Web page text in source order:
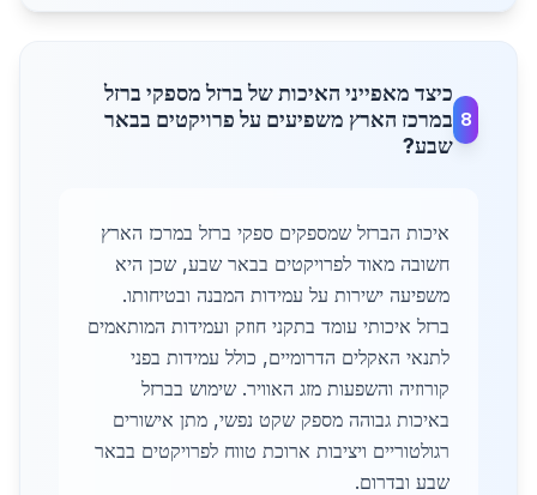
8
כיצד מאפייני האיכות של ברזל מספקי ברזל
במרכז הארץ משפיעים על פרויקטים בבאר
שבע?
איכות הברזל שמספקים ספקי ברזל במרכז הארץ
חשובה מאוד לפרויקטים בבאר שבע, שכן היא
משפיעה ישירות על עמידות המבנה ובטיחותו.
ברזל איכותי עומד בתקני חוזק ועמידות המותאמים
לתנאי האקלים הדרומיים, כולל עמידות בפני
קורוזיה והשפעות מזג האוויר. שימוש בברזל
באיכות גבוהה מספק שקט נפשי, מתן אישורים
רגולטוריים ויציבות ארוכת טווח לפרויקטים בבאר
שבע ובדרום.